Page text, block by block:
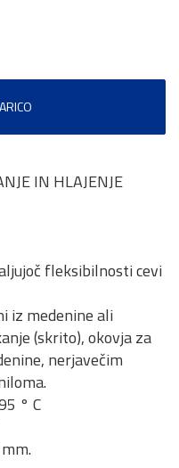
IN HLAJENJE
fleksibilnosti cevi
iz medenine ali
(skrito), okovja za
nerjavečim
° C